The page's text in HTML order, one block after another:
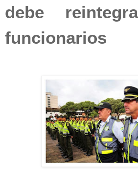
debe
funcionarios